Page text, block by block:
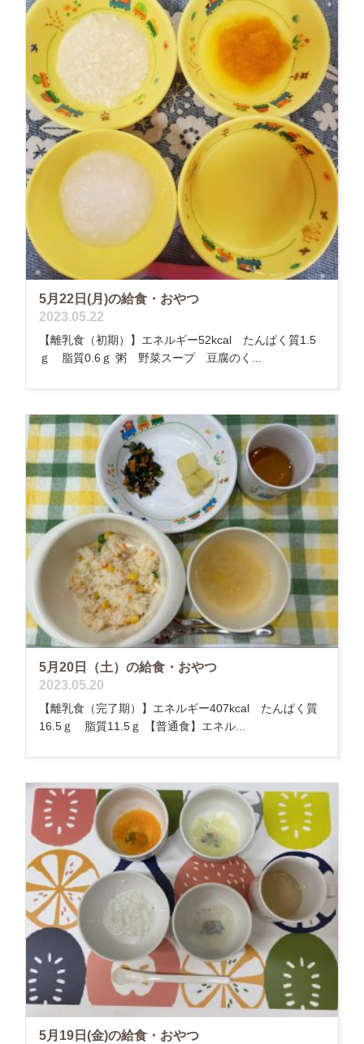
5月22日(月)の給食・おやつ
2023.05.22
【離乳食（初期）】エネルギー52kcal たんぱく質1.5
ｇ 脂質0.6ｇ 粥 野菜スープ 豆腐のく...
5月20日（土）の給食・おやつ
2023.05.20
【離乳食（完了期）】エネルギー407kcal たんぱく質
16.5ｇ 脂質11.5ｇ 【普通食】エネル...
5月19日(金)の給食・おやつ